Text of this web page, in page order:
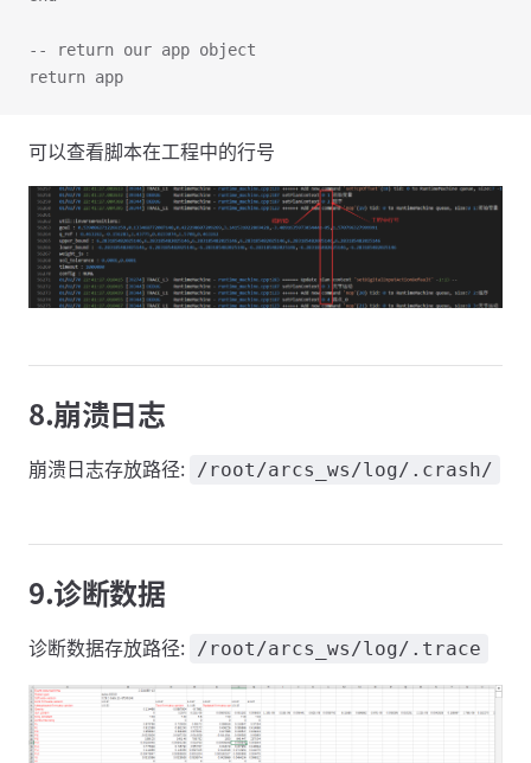
-- return our app object
return app
可以查看脚本在工程中的行号
8.崩溃日志
崩溃日志存放路径: /root/arcs_ws/log/.crash/
9.诊断数据
诊断数据存放路径: /root/arcs_ws/log/.trace